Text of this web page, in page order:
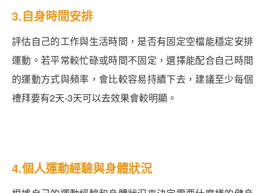
3.自身時間安排
評估自己的工作與生活時間，是否有固定空檔能穩定安排
運動。若平常較忙碌或時間不固定，選擇能配合自己時間
的運動方式與頻率，會比較容易持續下去，建議至少每個
禮拜要有2天-3天可以去效果會較明顯。
4.個人運動經驗與身體狀況